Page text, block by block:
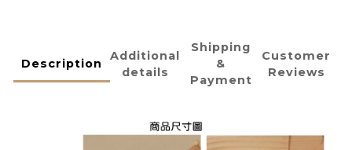
Description
Additional
details
Shipping
&
Payment
Customer
Reviews